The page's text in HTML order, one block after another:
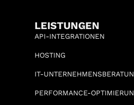
LEISTUNGEN
API-INTEGRATIONEN
HOSTING
IT-
PERFORMANCE-